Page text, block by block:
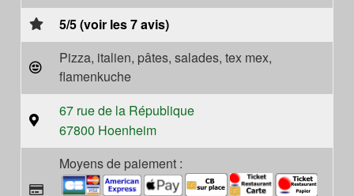
5/5 (voir les 7 avis)
Pizza, italien, pâtes, salades, tex mex,
flamenkuche
67 rue de la République
67800 Hoenheim
Moyens de paiement :